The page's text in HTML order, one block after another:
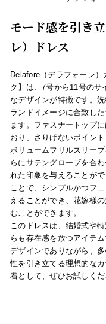
モード感を引き
レ）ドレス
Delafore（デラフォーレ
ク】は、7号から11号のサ
なデザインが特徴です。
ランドイメージに合致し
ます。ファスナートップ
おり、さりげないポイント
ボリュームフリルスリー
らにサテングローブを合
れた印象を与えることが
ことで、シンプルかつフ
えることができ、花嫁様
むことができます。
このドレスは、結婚式や
らも存在感を放つアイテ
デザインでありながら、
性を引き立てる理想的な
着として、ぜひお試しくだ